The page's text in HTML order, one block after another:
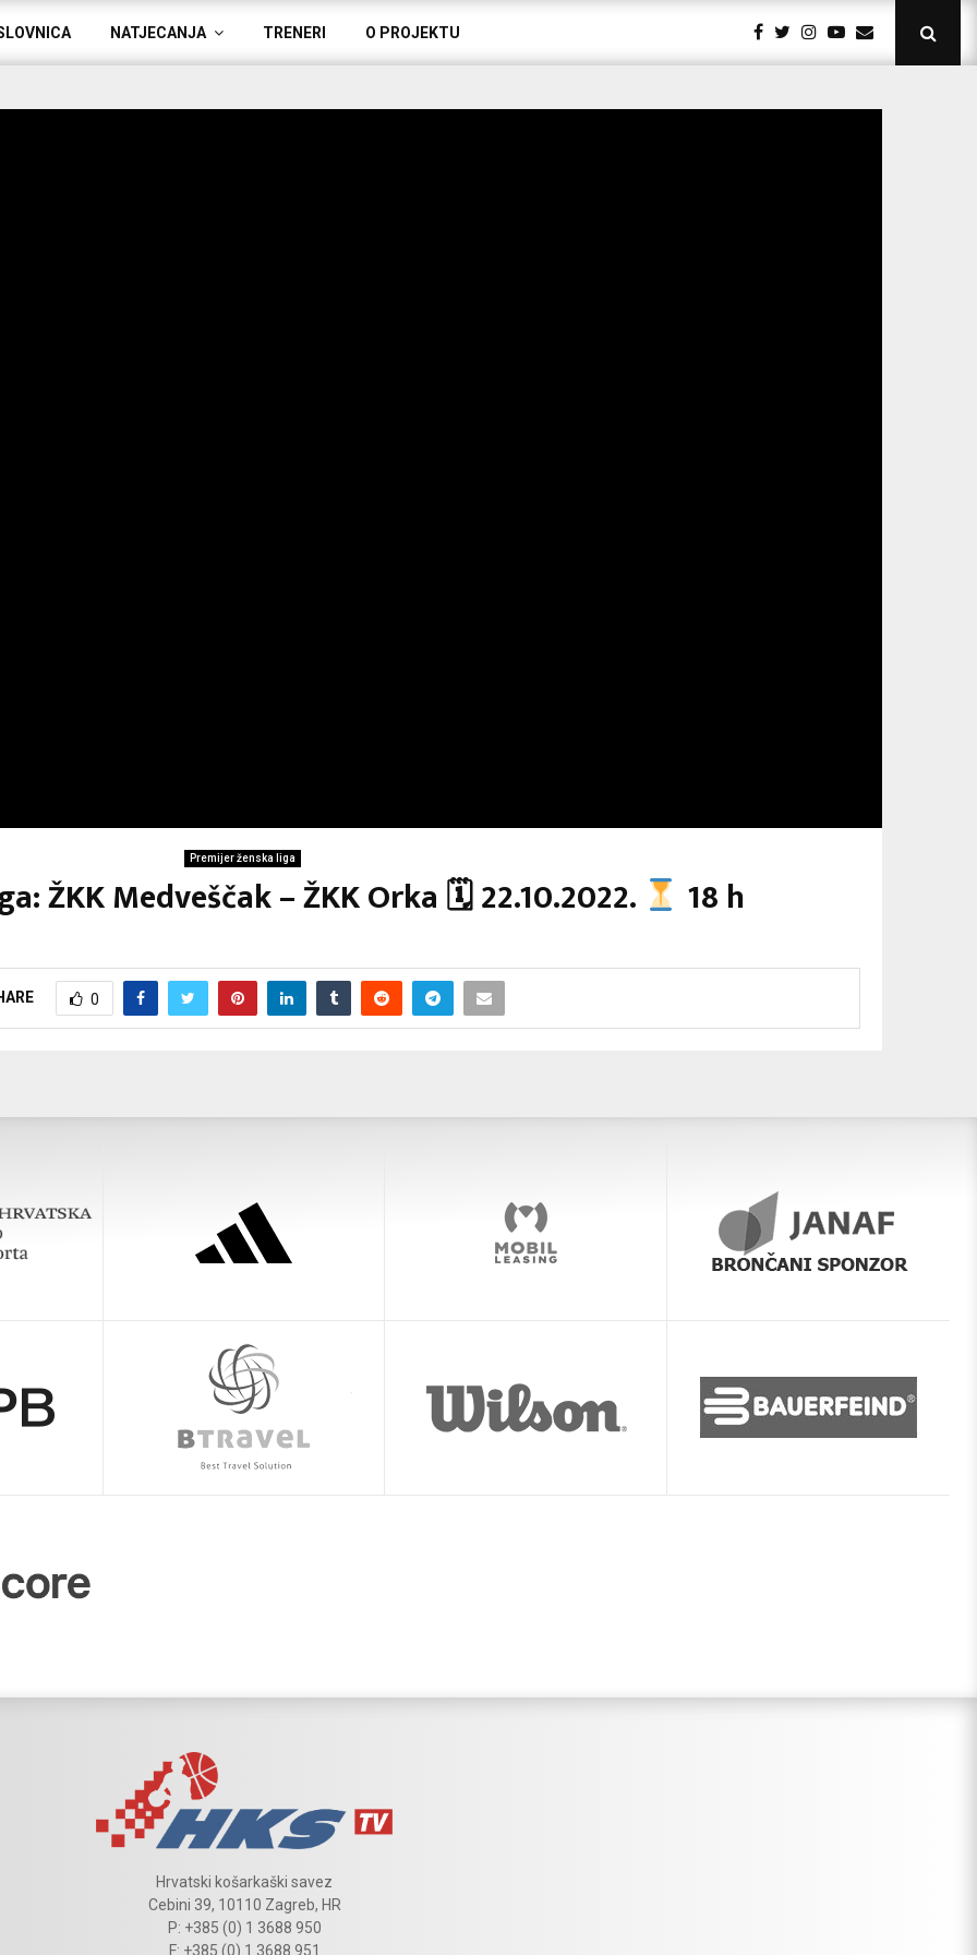
NATJECANJA TRENERI O PROJEKTU
Premijer ženska liga
ŽKK Medveščak – ŽKK Orka 🗓 22.10.2022. 18 h
0
Hrvatski košarkaški savez
Cebini 39, 10110 Zagreb, HR
P: +385 (0) 1 3688 950
F: +385 (0) 1 3688 951